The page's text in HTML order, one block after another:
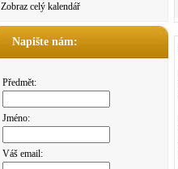
Zobraz celý kalendář
Napište nám:
Předmět:
Jméno:
Váš email: